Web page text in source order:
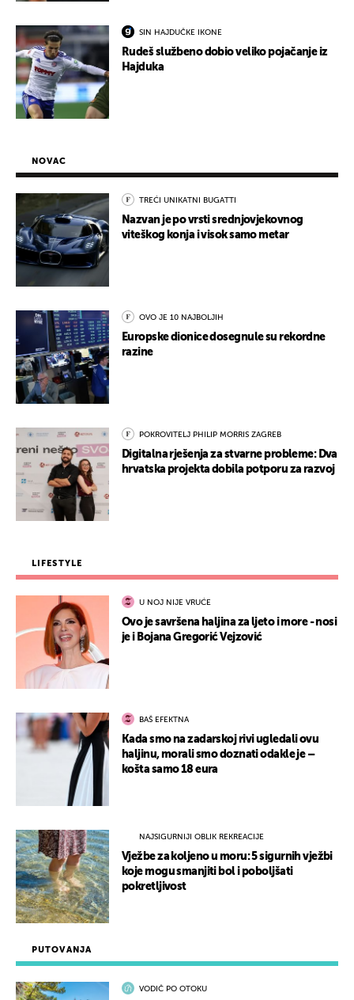
SIN HAJDUČKE IKONE
Rudeš službeno dobio veliko pojačanje iz
Hajduka
PUTOVANJA
VODIČ PO OTOKU
NOVAC
TREĆI UNIKATNI BUGATTI
Nazvan je po vrsti srednjovjekovnog
viteškog konja i visok samo metar
OVO JE 10 NAJBOLJIH
Europske dionice dosegnule su rekordne
razine
POKROVITELJ PHILIP MORRIS ZAGREB
Digitalna rješenja za stvarne probleme: Dva
hrvatska projekta dobila potporu za razvoj
LIFESTYLE
U NOJ NIJE VRUĆE
Ovo je savršena haljina za ljeto i more - nosi
je i Bojana Gregorić Vejzović
BAŠ EFEKTNA
Kada smo na zadarskoj rivi ugledali ovu
haljinu, morali smo doznati odakle je –
košta samo 18 eura
NAJSIGURNIJI OBLIK REKREACIJE
Vježbe za koljeno u moru: 5 sigurnih vježbi
koje mogu smanjiti bol i poboljšati
pokretljivost